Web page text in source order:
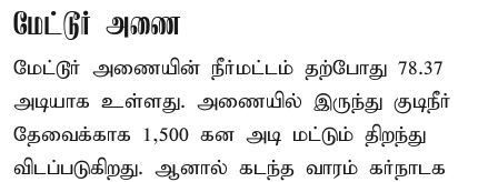
மேட்டூர் அணை
மேட்டூர் அணையின் நீர்மட்டம் தற்போது 78.37
அடியாக உள்ளது. அணையில் இருந்து குடிநீர்
தேவைக்காக 1,500 கன அடி மட்டும் திறந்து
விடப்படுகிறது. ஆனால் கடந்த வாரம் கர்நாடக